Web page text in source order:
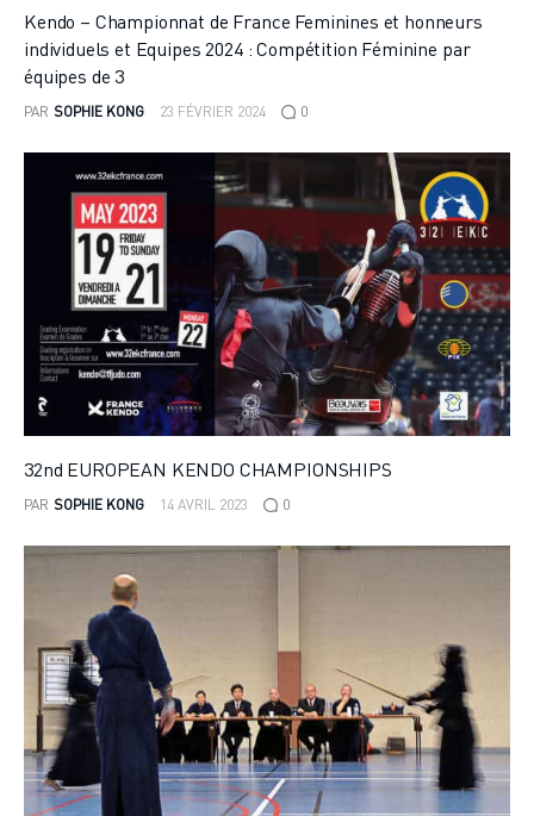
Kendo – Championnat de France Feminines et honneurs
individuels et Equipes 2024 : Compétition Féminine par
équipes de 3
PAR SOPHIE KONG 23 FÉVRIER 2024 0
32nd EUROPEAN KENDO CHAMPIONSHIPS
PAR SOPHIE KONG 14 AVRIL 2023 0